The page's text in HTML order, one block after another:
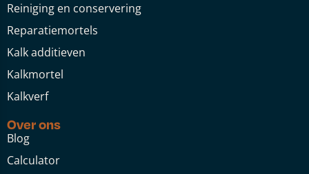
Reiniging en conservering
Reparatiemortels
Kalk additieven
Kalkmortel
Kalkverf
Over ons
Blog
Calculator